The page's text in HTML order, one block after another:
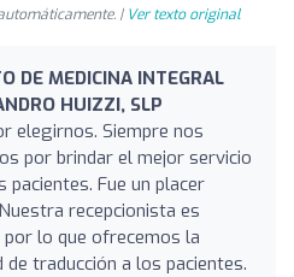
| Ver texto original
DE MEDICINA INTEGRAL
HUIZZI, SLP
elegirnos. Siempre nos
por brindar el mejor servicio
pacientes. Fue un placer
recepcionista es
por lo que ofrecemos la
de traducción a los pacientes.